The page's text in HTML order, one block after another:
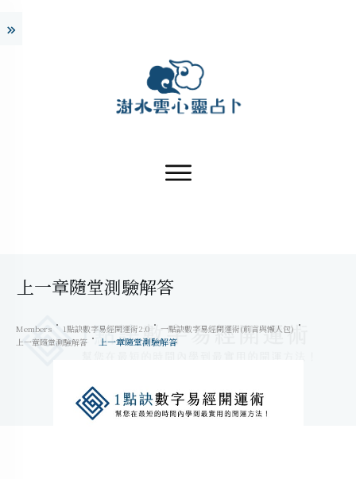
上一章隨堂測驗解答
Members 1點訣數字易經開運術2.0
一點訣數字易經開運術(前言與懶人包)
上一章隨堂測驗解答
上一章隨堂測驗解答